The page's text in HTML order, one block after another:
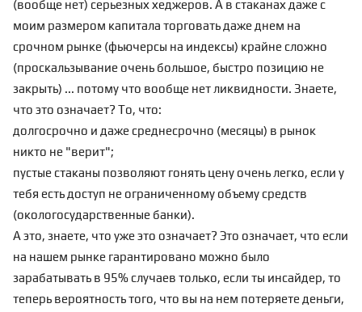
(вообще нет) серьезных хеджеров. А в стаканах даже с
моим размером капитала торговать даже днем на
срочном рынке (фьючерсы на индексы) крайне сложно
(проскальзывание очень большое, быстро позицию не
закрыть) ... потому что вообще нет ликвидности. Знаете,
что это означает? То, что:
долгосрочно и даже среднесрочно (месяцы) в рынок
никто не "верит";
пустые стаканы позволяют гонять цену очень легко, если у
тебя есть доступ не ограниченному объему средств
(окологосударственные банки).
А это, знаете, что уже это означает? Это означает, что если
на нашем рынке гарантировано можно было
зарабатывать в 95% случаев только, если ты инсайдер, то
теперь вероятность того, что вы на нем потеряете деньги,